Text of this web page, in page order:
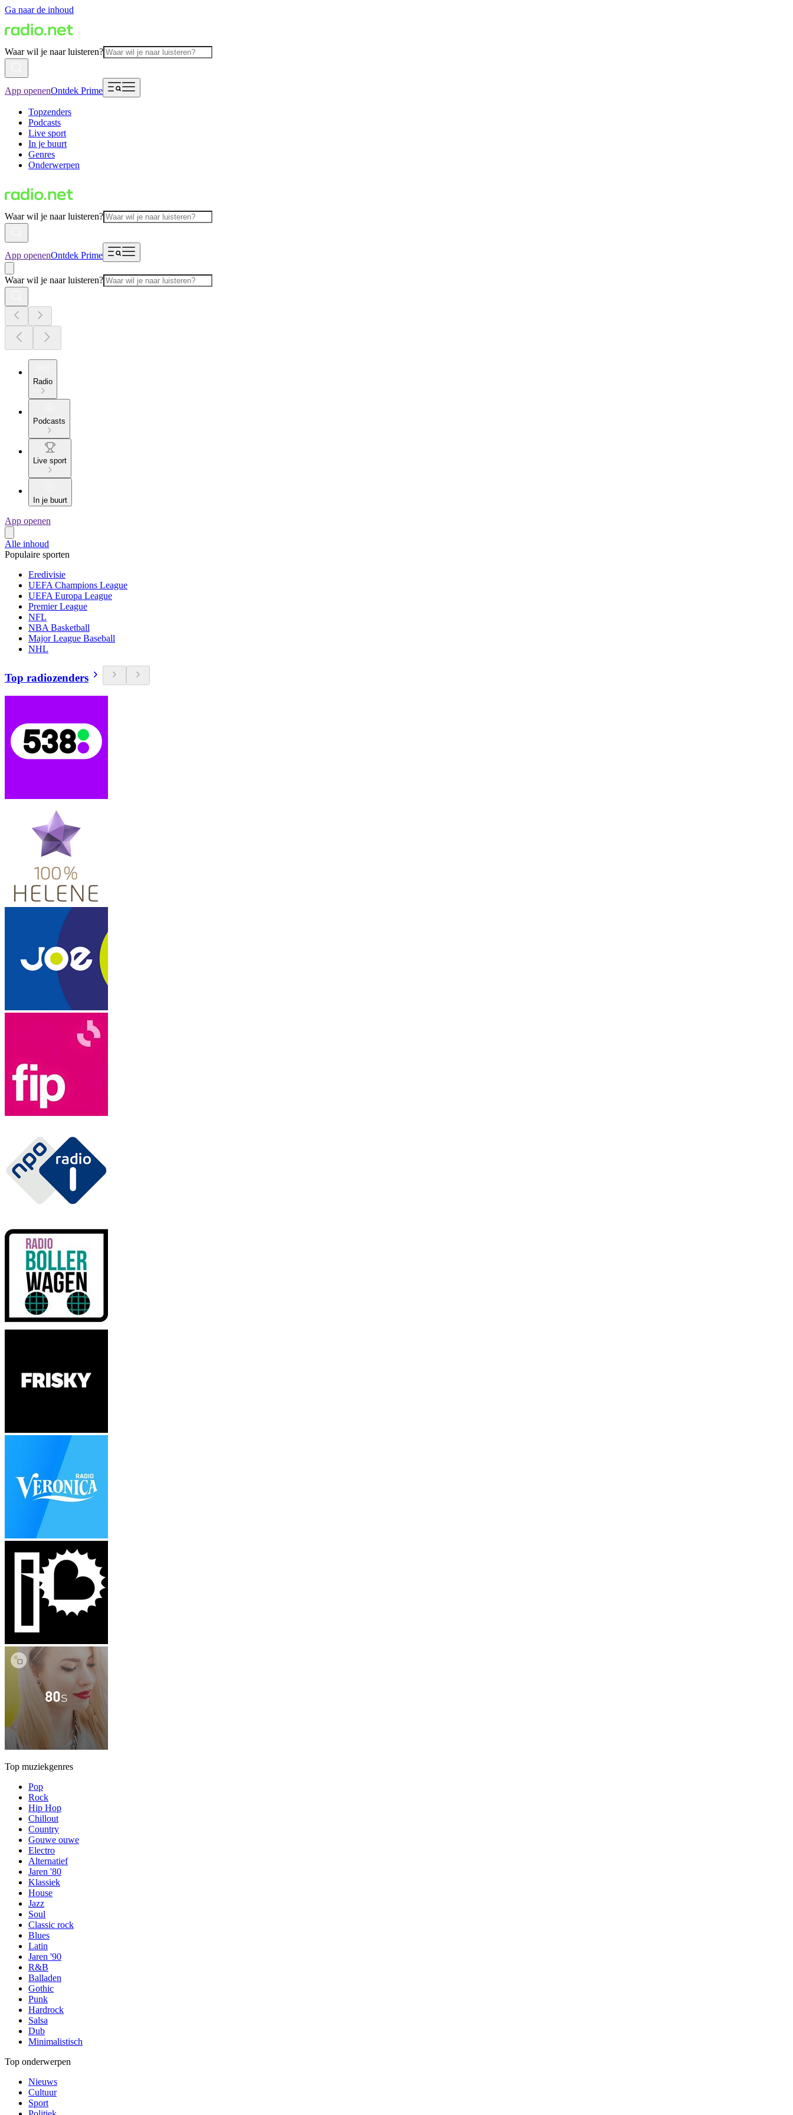
Ga naar de inhoud
Waar wil je naar luisteren?
App openenOntdek Prime
Topzenders
Podcasts
Live sport
In je buurt
Genres
Onderwerpen
Waar wil je naar luisteren?
App openenOntdek Prime
Waar wil je naar luisteren?
Radio
Podcasts
Live sport
In je buurt
App openen
Alle inhoud
Populaire sporten
Eredivisie
UEFA Champions League
UEFA Europa League
Premier League
NFL
NBA Basketball
Major League Baseball
NHL
Top radiozenders
Top muziekgenres
Pop
Rock
Hip Hop
Chillout
Country
Gouwe ouwe
Electro
Alternatief
Jaren '80
Klassiek
House
Jazz
Soul
Classic rock
Blues
Latin
Jaren '90
R&B
Balladen
Gothic
Punk
Hardrock
Salsa
Dub
Minimalistisch
Top onderwerpen
Nieuws
Cultuur
Sport